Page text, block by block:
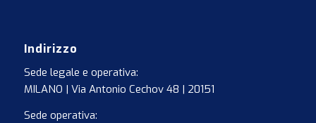
Indirizzo
Sede legale e operativa:
MILANO | Via Antonio Cechov 48 | 20151
Sede operativa: